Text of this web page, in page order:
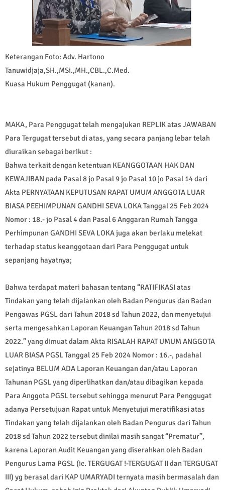
Keterangan Foto: Adv. Hartono
Tanuwidjaja,SH.,MSi.,MH.,CBL.,C.Med.
Kuasa Hukum Penggugat (kanan).
MAKA, Para Penggugat telah mengajukan REPLIK atas JAWABAN
Para Tergugat tersebut di atas, yang secara panjang lebar telah
diuraikan sebagai berikut :
Bahwa terkait dengan ketentuan KEANGGOTAAN HAK DAN
KEWAJIBAN pada Pasal 8 jo Pasal 9 jo Pasal 10 jo Pasal 14 dari
Akta PERNYATAAN KEPUTUSAN RAPAT UMUM ANGGOTA LUAR
BIASA PEEHIMPUNAN GANDHI SEVA LOKA Tanggal 25 Feb 2024
Nomor : 18.- jo Pasal 4 dan Pasal 6 Anggaran Rumah Tangga
Perhimpunan GANDHI SEVA LOKA juga akan berlaku melekat
terhadap status keanggotaan dari Para Penggugat untuk
sepanjang hayatnya;
Bahwa terdapat materi bahasan tentang “RATIFIKASI atas
Tindakan yang telah dijalankan oleh Badan Pengurus dan Badan
Pengawas PGSL dari Tahun 2018 sd Tahun 2022, dan menyetujui
serta mengesahkan Laporan Keuangan Tahun 2018 sd Tahun
2022.” yang dimuat dalam Akta RISALAH RAPAT UMUM ANGGOTA
LUAR BIASA PGSL Tanggal 25 Feb 2024 Nomor : 16.-, padahal
sejatinya BELUM ADA Laporan Keuangan dan/atau Laporan
Tahunan PGSL yang diperlihatkan dan/atau dibagikan kepada
Para Anggota PGSL tersebut sehingga menurut Para Penggugat
adanya Persetujuan Rapat untuk Menyetujui meratifikasi atas
Tindakan yang telah dijalankan oleh Badan Pengurus dari Tahun
2018 sd Tahun 2022 tersebut dinilai masih sangat “Prematur”,
karena Laporan Audit Keuangan yang diserahkan oleh Badan
Pengurus Lama PGSL (ic. TERGUGAT !-TERGUGAT II dan TERGUGAT
III) yg berasal dari KAP UMARYADI ternyata masih bermasalah dan